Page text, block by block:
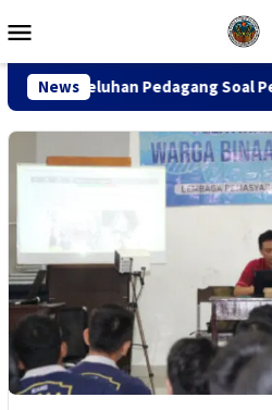
ke
Mobile
News Soal Penertiban Satpol